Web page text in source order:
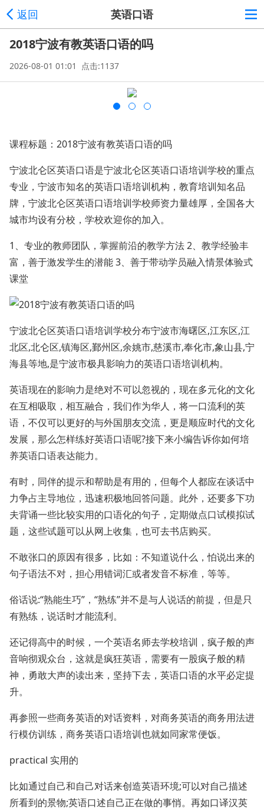
返回 英语口语
2018宁波有教英语口语的吗
2026-08-01 01:01 点击:1137
课程标题：2018宁波有教英语口语的吗
宁波北仑区英语口语是宁波北仑区英语口语培训学校的重点
专业，宁波市知名的英语口语培训机构，教育培训知名品
牌，宁波北仑区英语口语培训学校师资力量雄厚，全国各大
城市均设有分校，学校欢迎你的加入。
1、专业的教师团队，掌握前沿的教学方法 2、教学经验丰
富，善于激发学生的潜能 3、善于带动学员融入情景体验式
课堂
宁波北仑区英语口语培训学校分布宁波市海曙区,江东区,江
北区,北仑区,镇海区,鄞州区,余姚市,慈溪市,奉化市,象山县,宁
海县等地,是宁波市极具影响力的英语口语培训机构。
英语现在的影响力是绝对不可以忽视的，现在多元化的文化
在互相吸取，相互融合，我们作为华人，将一口流利的英
语，不仅可以更好的与外国朋友交流，更是顺应时代的文化
发展，那么怎样练好英语口语呢?接下来小编告诉你如何培
养英语口语表达能力。
有时，同伴的提示和帮助是有用的，但每个人都应在谈话中
力争占主导地位，迅速积极地回答问题。此外，还要多下功
夫背诵一些比较实用的口语化的句子，定期做点口试模拟试
题，这些试题可以从网上收集，也可去书店购买。
不敢张口的原因有很多，比如：不知道说什么，怕说出来的
句子语法不对，担心用错词汇或者发音不标准，等等。
俗话说:“熟能生巧”，“熟练”并不是与人说话的前提，但是只
有熟练，说话时才能流利。
还记得高中的时候，一个英语名师去学校培训，疯子般的声
音响彻观众台，这就是疯狂英语，需要有一股疯子般的精
神，勇敢大声的读出来，坚持下去，英语口语的水平必定提
升。
再参照一些商务英语的对话资料，对商务英语的商务用法进
行模仿训练，商务英语口语培训也就如同家常便饭。
practical 实用的
比如通过自己和自己对话来创造英语环境;可以对自己描述
所看到的景物;英语口述自己正在做的事悄。再如口译汉英